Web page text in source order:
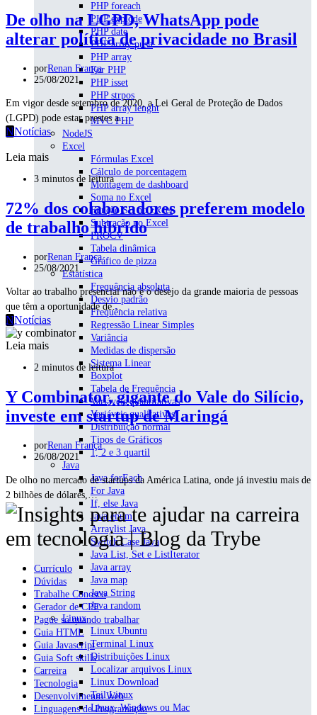
PHP foreach
PHP explode
PHP date
PHP array push
PHP array
For PHP
PHP isset
PHP strpos
PHP array lenght
MVC PHP
NodeJS
Excel
Fórmulas Excel
Cálculo de porcentagem
Montagem de dashboard
Soma no Excel
Função SE no Excel
Subtração no Excel
PROCV
Tabela dinâmica
Gráfico de pizza
Estatística
Frequência absoluta
Desvio padrão
Frequência relativa
Regressão Linear Simples
Variância
Medidas de dispersão
Sistema Linear
Boxplot
Tabela de Frequência
Variáveis quantitativas
Variáveis qualitativas
Distribuição normal
Tipos de Gráficos
1, 2 e 3 quartil
Java
Java forEach
For Java
If, else Java
Java enum
Arraylist Java
Switch Case Java
Java List, Set e ListIterator
Java array
Java map
Java String
Java random
Linux
Linux Ubuntu
Terminal Linux
Distribuições Linux
Localizar arquivos Linux
Linux Download
Tail Linux
Linux, Windows ou Mac
De olho na LGPD, WhatsApp pode
alterar política de privacidade no Brasil
porRenan França
25/08/2021
Em vigor desde setembro de 2020, a Lei Geral de Proteção de Dados
(LGPD) pode estar prestes a…
NNotícias
Leia mais
3 minutos de leitura
72% dos colaboradores preferem modelo
de trabalho híbrido
porRenan França
25/08/2021
Voltar ao trabalho presencial não é o desejo da grande maioria de pessoas
que têm a oportunidade de…
NNotícias
Leia mais
2 minutos de leitura
Y Combinator, gigante do Vale do Silício,
investe em startup de Maringá
porRenan França
26/08/2021
De olho no mercado de startups da América Latina, onde já investiu mais de
2 bilhões de dólares,…
Currículo
Dúvidas
Trabalhe Conosco
Gerador de CPF
Pague só quando trabalhar
Guia HTML
Guia Javascript
Guia Soft skills
Carreira
Tecnologia
Desenvolvimento Web
Linguagens de Programação